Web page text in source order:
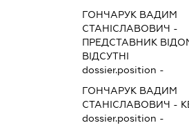
ГОНЧАРУК ВАДИМ
СТАНІСЛАВОВИЧ -
ПРЕДСТАВНИК
ВІДСУТНІ
dossier.position -
ГОНЧАРУК ВАДИМ
СТАНІСЛАВОВИЧ -
dossier.position -